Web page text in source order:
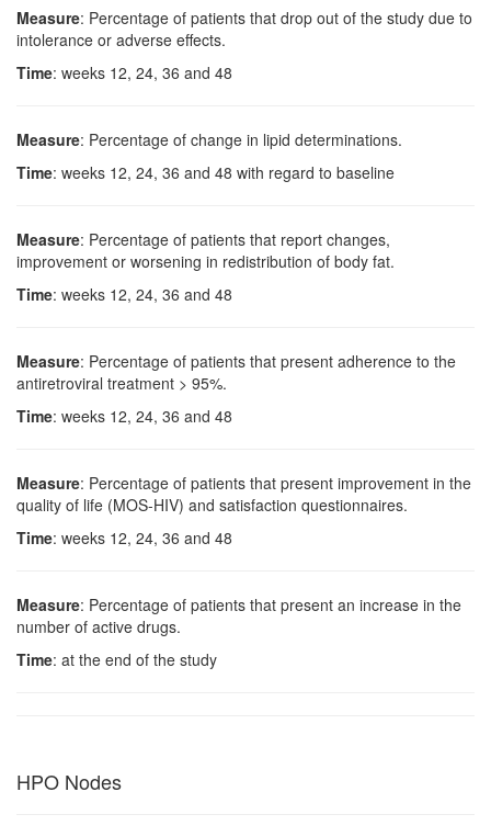
Measure: Percentage of patients that drop out of the study due to
intolerance or adverse effects.
Time: weeks 12, 24, 36 and 48
Measure: Percentage of change in lipid determinations.
Time: weeks 12, 24, 36 and 48 with regard to baseline
Measure: Percentage of patients that report changes,
improvement or worsening in redistribution of body fat.
Time: weeks 12, 24, 36 and 48
Measure: Percentage of patients that present adherence to the
antiretroviral treatment > 95%.
Time: weeks 12, 24, 36 and 48
Measure: Percentage of patients that present improvement in the
quality of life (MOS-HIV) and satisfaction questionnaires.
Time: weeks 12, 24, 36 and 48
Measure: Percentage of patients that present an increase in the
number of active drugs.
Time: at the end of the study
HPO Nodes